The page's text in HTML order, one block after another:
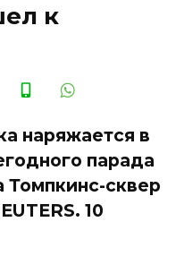
к
наряжается в
парада
Томпкинс-сквер
10